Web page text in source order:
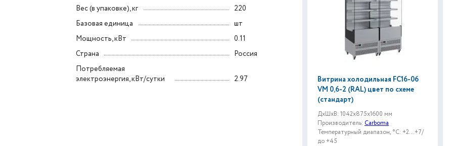
Вес (в упаковке), кг
220
Базовая единица
шт
Мощность, кВт
0.11
Страна
Россия
Потребляемая
электроэнергия, кВт/сутки
2.97
Витрина холодильная FC16-06
VM 0,6-2 (RAL) цвет по схеме
(стандарт)
ДxШxВ: 1042x875x1600 мм
Производитель: Carboma
Температурный диапазон, °C: +2...+7/
до +45